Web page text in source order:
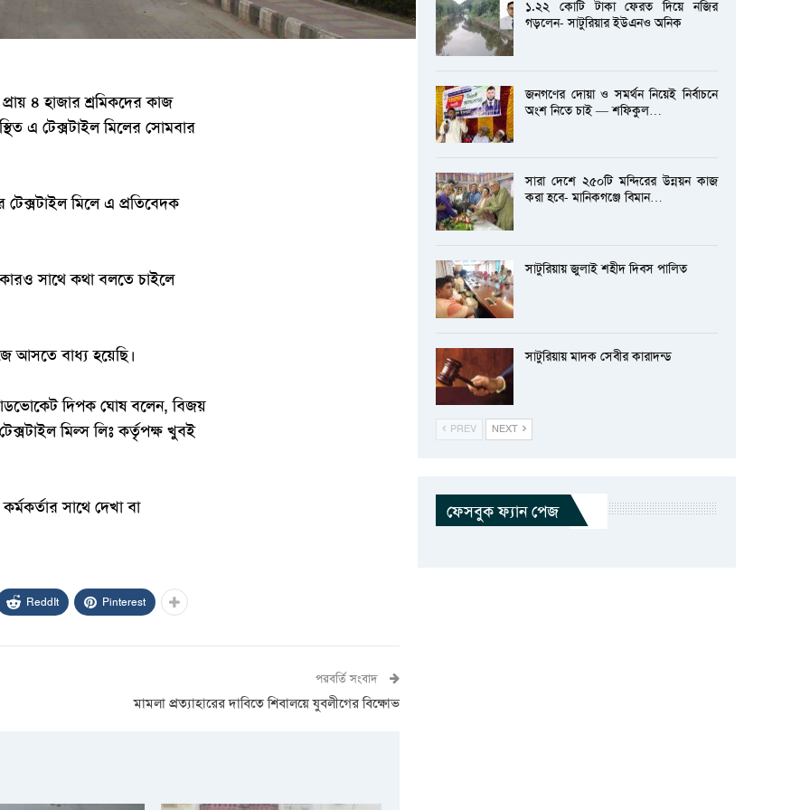
৪ হাজার শ্রমিকদের কাজ
এ টেক্সটাইল মিলের সোমবার
টেক্সটাইল মিলে এ প্রতিবেদক
সাথে কথা বলতে চাইলে
আসতে বাধ্য হয়েছি।
দিপক ঘোষ বলেন, বিজয়
মিল্স লিঃ কর্তৃপক্ষ খুবই
সাথে দেখা বা
ReddIt Pinterest
পরবর্তি সংবাদ
মামলা প্রত্যাহারের দাবিতে শিবালয়ে যুবলীগের বিক্ষোভ
১.২২ কোটি টাকা ফেরত দিয়ে নজির
গড়লেন- সাটুরিয়ার ইউএনও অনিক
জনগণের দোয়া ও সমর্থন নিয়েই নির্বাচনে
অংশ নিতে চাই — শফিকুল…
সারা দেশে ২৫০টি মন্দিরের উন্নয়ন কাজ
করা হবে- মানিকগঞ্জে বিমান…
সাটুরিয়ায় জুলাই শহীদ দিবস পালিত
সাটুরিয়ায় মাদক সেবীর কারাদন্ড
PREV NEXT
ফেসবুক ফ্যান পেজ